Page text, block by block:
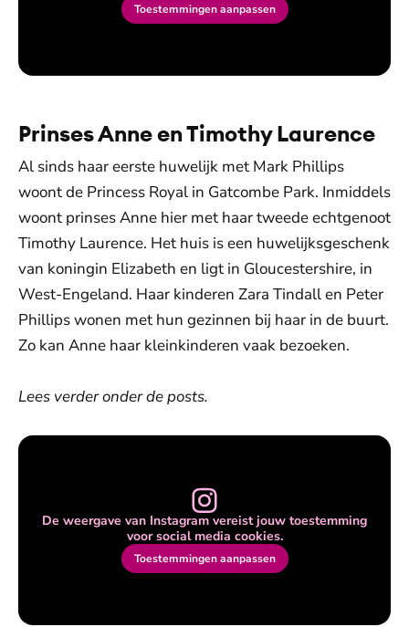
Toestemmingen aanpassen
Prinses Anne en Timothy Laurence
Al sinds haar eerste huwelijk met Mark Phillips
woont de Princess Royal in Gatcombe Park. Inmiddels
woont prinses Anne hier met haar tweede echtgenoot
Timothy Laurence. Het huis is een huwelijksgeschenk
van koningin Elizabeth en ligt in Gloucestershire, in
West-Engeland. Haar kinderen Zara Tindall en Peter
Phillips wonen met hun gezinnen bij haar in de buurt.
Zo kan Anne haar kleinkinderen vaak bezoeken.
Lees verder onder de posts.
De weergave van Instagram vereist jouw toestemming
voor social media cookies.
Toestemmingen aanpassen